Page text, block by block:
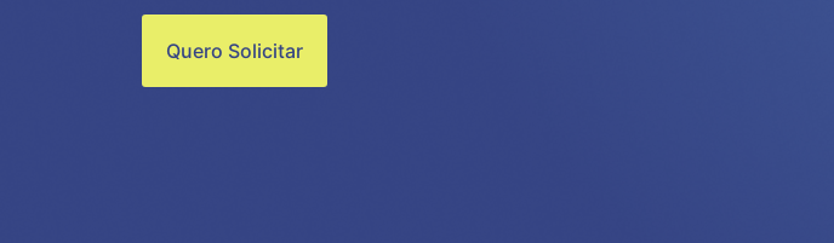
Quero Solicitar